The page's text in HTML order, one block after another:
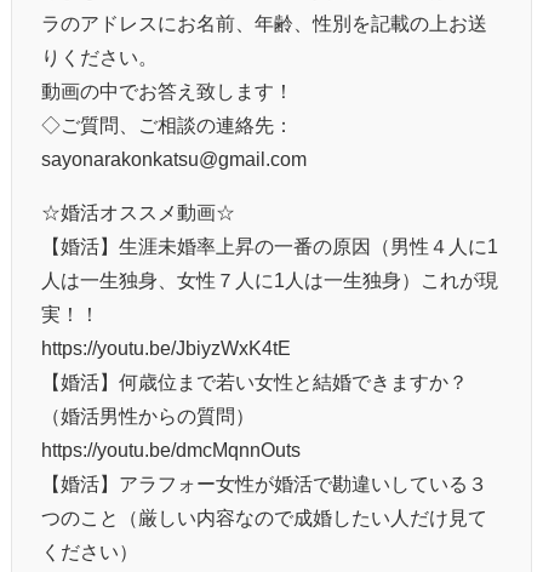
ラのアドレスにお名前、年齢、性別を記載の上お送
りください。
動画の中でお答え致します！
◇ご質問、ご相談の連絡先：
sayonarakonkatsu@gmail.com
☆婚活オススメ動画☆
【婚活】生涯未婚率上昇の一番の原因（男性４人に1
人は一生独身、女性７人に1人は一生独身）これが現
実！！
https://youtu.be/JbiyzWxK4tE
【婚活】何歳位まで若い女性と結婚できますか？
（婚活男性からの質問）
https://youtu.be/dmcMqnnOuts
【婚活】アラフォー女性が婚活で勘違いしている３
つのこと（厳しい内容なので成婚したい人だけ見て
ください）